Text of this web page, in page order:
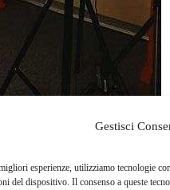
Gestisci
esperienze, utilizziamo tecnologie
del dispositivo. Il consenso a queste
of the Golden Pharaoh”